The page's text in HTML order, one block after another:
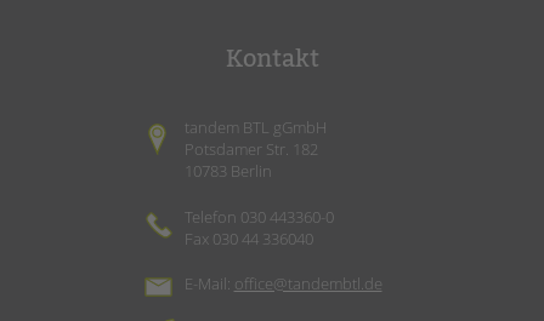
Kontakt
tandem BTL gGmbH
Potsdamer Str. 182
10783 Berlin
Telefon 030 443360-0
Fax 030 44 336040
E-Mail: office@tandembtl.de